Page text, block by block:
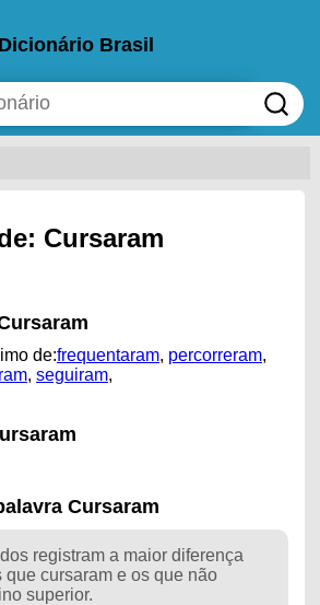
Dicionário Brasil
Cursaram
de:frequentaram, percorreram,
, seguiram,
Cursaram
registram a maior diferença
que cursaram e os que não
superior.